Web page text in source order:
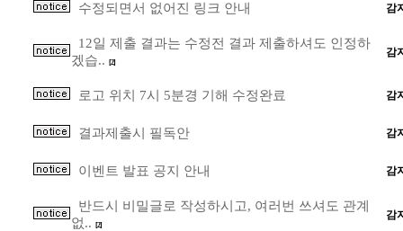
수정되면서 없어진 링크 안내 감
12일 제출 결과는 수정전 결과 제출하셔도 인정하
겠습..
[2]
감
로고 위치 7시 5분경 기해 수정완료 감
결과제출시 필독안 감
이벤트 발표 공지 안내 감
반드시 비밀글로 작성하시고, 여러번 쓰셔도 관계
없..
[2]
감